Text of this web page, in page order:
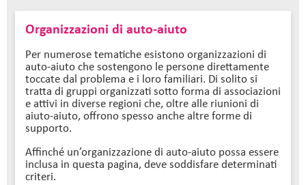
Organizzazioni di auto-aiuto
Per numerose tematiche esistono organizzazioni di
auto-aiuto che sostengono le persone direttamente
toccate dal problema e i loro familiari. Di solito si
tratta di gruppi organizzati sotto forma di associazioni
e attivi in diverse regioni che, oltre alle riunioni di
aiuto-aiuto, offrono spesso anche altre forme di
supporto.
Affinché un’organizzazione di auto-aiuto possa essere
inclusa in questa pagina, deve soddisfare determinati
criteri.